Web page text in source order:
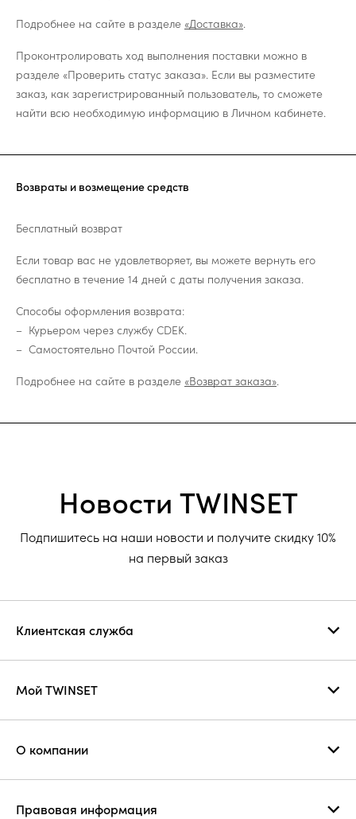
Подробнее на сайте в разделе «Доставка».
Проконтролировать ход выполнения поставки можно в
разделе «Проверить статус заказа». Если вы разместите
заказ, как зарегистрированный пользователь, то сможете
найти всю необходимую информацию в Личном кабинете.
Возвраты и возмещение средств
Бесплатный возврат
Если товар вас не удовлетворяет, вы можете вернуть его
бесплатно в течение 14 дней с даты получения заказа.
Способы оформления возврата:
Курьером через службу CDEK.
Самостоятельно Почтой России.
Подробнее на сайте в разделе «Возврат заказа».
Новости TWINSET
Подпишитесь на наши новости и получите скидку 10%
на первый заказ
Клиентская служба
Мой TWINSET
О компании
Правовая информация